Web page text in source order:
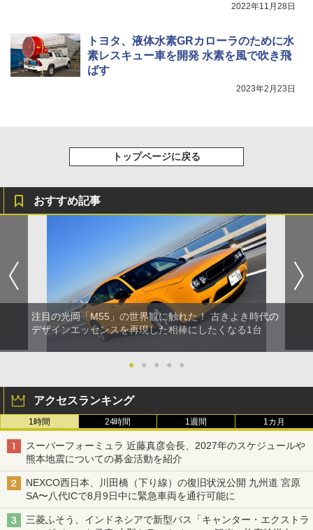
2022年11月28日
トヨタ、液体水素GRカローラのために水
素レスキュー車を開発 水素を風で吹き飛
ばす
2023年2月23日
トップページに戻る
おすすめ記事
注目の光岡「M55」の世界観に触れた！ 古きよき時代の
デザインエッセンスを再現した相棒にしたくなる1台
● ● ● ● ●
アクセスランキング
1時間 24時間 1週間 1カ月
スーパーフォーミュラ 近藤真彦会長、2027年のスケジュールや
熊本地震についての募金活動を紹介
NEXCO西日本、川田橋（下り線）の復旧状況公開 九州道 宮原
SA〜八代ICで8月9日中に緊急車両を通行可能に
三菱ふそう、インドネシアで新型バス「キャンター・エクストラ